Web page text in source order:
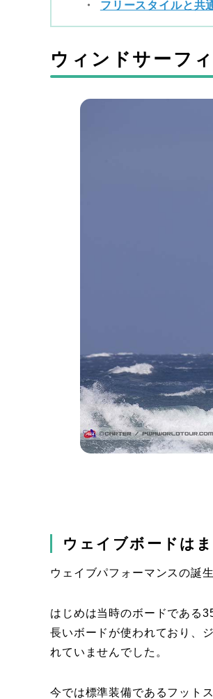
フリースタイルと共
ウィンドサーフ
ウェイブボードは
ウェイブパフォーマンスの誕
はじめは当時のボードである
長いボードが使われており、
れていませんでした。
今では標準装備であるフット